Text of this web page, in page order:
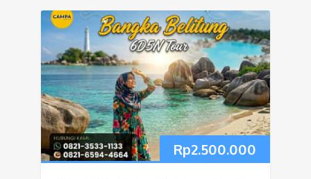
Rp2.500.000